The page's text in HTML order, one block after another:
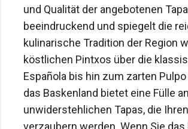
und Qualität der angebotenen
beeindruckend und spiegelt die
kulinarische Tradition der Region
köstlichen Pintxos über die
Española bis hin zum zarten Pulpo
das Baskenland bietet eine Fülle an
unwiderstehlichen Tapas, die
verzaubern werden. Wenn Sie das